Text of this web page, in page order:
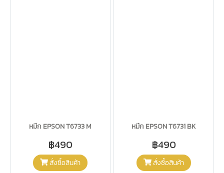
หมึก EPSON T6733 M
฿490
สั่งซื้อสินค้า
หมึก EPSON T6731 BK
฿490
สั่งซื้อสินค้า